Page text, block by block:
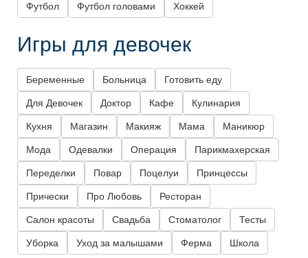
Футбол Футбол головами Хоккей
Игры для девочек
Беременные Больница Готовить еду
Для Девочек Доктор Кафе Кулинария
Кухня Магазин Макияж Мама Маникюр
Мода Одевалки Операция Парикмахерская
Переделки Повар Поцелуи Принцессы
Прически Про Любовь Ресторан
Салон красоты Свадьба Стоматолог Тесты
Уборка Уход за малышами Ферма Школа